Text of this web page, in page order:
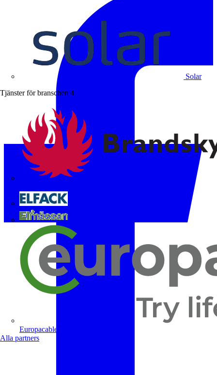
Solar
Tjänster för branschen 4
Europacable
Alla partners